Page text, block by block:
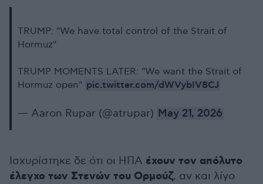
TRUMP: "We have total control of the Strait of
Hormuz"
TRUMP MOMENTS LATER: "We want the Strait of
Hormuz open" pic.twitter.com/dWVybIV8CJ
— Aaron Rupar (@atrupar) May 21, 2026
Ισχυρίστηκε δε ότι οι ΗΠΑ έχουν τον απόλυτο
έλεγχο των Στενών του Ορμούζ, αν και λίγο